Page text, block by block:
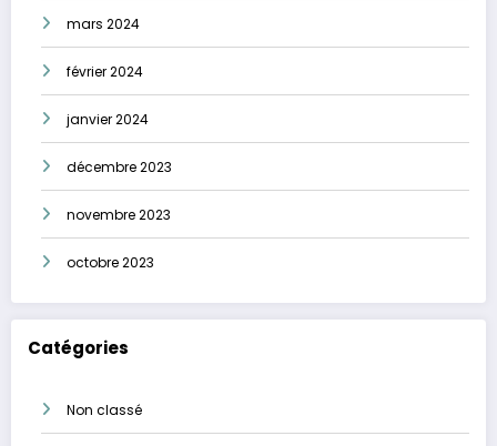
mars 2024
février 2024
janvier 2024
décembre 2023
novembre 2023
octobre 2023
Catégories
Non classé